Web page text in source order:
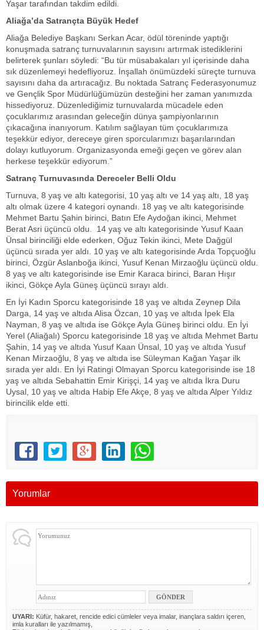
Yaşar tarafından takdim edildi.
Aliağa’da Satrançta Büyük Hedef
Aliağa Belediye Başkanı Serkan Acar, ödül töreninde yaptığı
konuşmada satranç turnuvalarının sayısını artırmak istediklerini
belirterek şunları söyledi: “Bu tür müsabakaları yıl içerisinde daha
sık düzenlemeyi hedefliyoruz. İnşallah önümüzdeki süreçte turnuva
sayısını daha da artıracağız. Bu noktada Satranç Federasyonumuz
ve Gençlik Spor Müdürlüğümüzün desteğini her zaman yanımızda
hissediyoruz. Düzenlediğimiz turnuvalarda mücadele eden
çocuklarımız arasından geleceğin dünya şampiyonlarının
çıkacağına inanıyorum. Katılım sağlayan tüm çocuklarımıza
teşekkür ediyor, dereceye giren sporcularımızı başarılarından
dolayı kutluyorum. Organizasyonda emeği geçen ve görev alan
herkese teşekkür ediyorum.”
Satranç Turnuvasında Dereceler Belli Oldu
Turnuva, 8 yaş ve altı kategorisi, 10 yaş altı ve 14 yaş altı, 18 yaş
altı olmak üzere 4 kategori oynandı. 18 yaş ve altı kategorisinde
Mehmet Bartu Şahin birinci, Batın Efe Aydoğan ikinci, Mehmet
Berat Asri üçüncü oldu. 14 yaş ve altı kategorisinde Yusuf Kaan
Ünsal birinciliği elde ederken, Oğuz Tekin ikinci, Mete Dağgül
üçüncü sırada yer aldı. 10 yaş ve altı kategorisinde Arda Topçuoğlu
birinci, Özgür Aslanboğa ikinci, Yusuf Kenan Mirzaoğlu üçüncü oldu.
8 yaş ve altı kategorisinde ise Emir Karaca birinci, Baran Hışır
ikinci, Gökçe Ayla Güneş üçüncü sırayı aldı.
En İyi Kadın Sporcu kategorisinde 18 yaş ve altıda Zeynep Dila
Darga, 14 yaş ve altıda Alisa Özcan, 10 yaş ve altıda İpek Ela
Nayman, 8 yaş ve altıda ise Gökçe Ayla Güneş birinci oldu. En İyi
Yerel (Aliağalı) Sporcu kategorisinde 18 yaş ve altıda Mehmet Bartu
Şahin, 14 yaş ve altıda Yusuf Kaan Ünsal, 10 yaş ve altıda Yusuf
Kenan Mirzaoğlu, 8 yaş ve altıda ise Süleyman Kağan Yaşar ilk
sırada yer aldı. En İyi Ratingi Olmayan Sporcu kategorisinde ise 18
yaş ve altıda Sebahattin Emir Kirişçi, 14 yaş ve altıda İkra Duru
Uysal, 10 yaş ve altıda Habip Efe Akçe, 8 yaş ve altıda Alper Yıldız
birincilik elde etti.
Yorumlar
UYARI: Küfür, hakaret, rencide edici cümleler veya imalar, inançlara saldırı içeren,
imla kuralları ile yazılmamış,